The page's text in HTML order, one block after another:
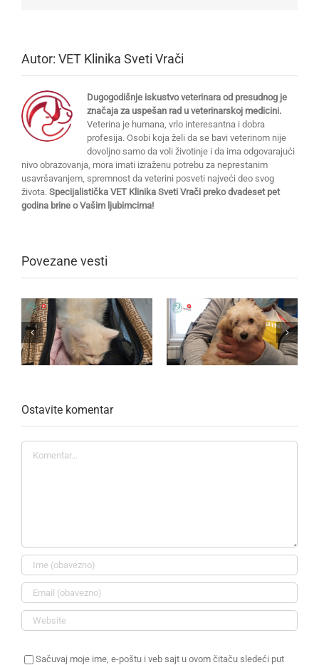
Autor: VET Klinika Sveti Vrači
Dugogodišnje iskustvo veterinara od presudnog je
značaja za uspešan rad u veterinarskoj medicini.
Veterina je humana, vrlo interesantna i dobra
profesija. Osobi koja želi da se bavi veterinom nije
dovoljno samo da voli životinje i da ima odgovarajući
nivo obrazovanja, mora imati izraženu potrebu za neprestanim
usavršavanjem, spremnost da veterini posveti najveći deo svog
života. Specijalistička VET Klinika Sveti Vrači preko dvadeset pet
godina brine o Vašim ljubimcima!
Povezane vesti
Ostavite komentar
Sačuvaj moje ime, e-poštu i veb sajt u ovom čitaču sledeći put